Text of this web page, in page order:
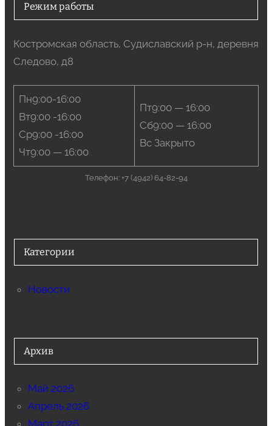
Режим работы
Костромская область, Судиславский р-н, деревня
Следово, д8
Пн9:00-16:00
Вт9:00 -16:00
Ср9:00 -16:00
Чт9:00 — 16:00
Пт9:00 — 16:00
Сб9:00 — 16:00
Вс Закрыто
Телефон: +7 (4942) 64-82-94
Категории
Новости
Архив
Май 2026
Апрель 2026
Март 2026